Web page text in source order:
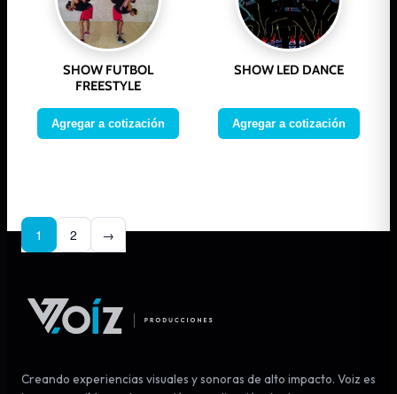
SHOW FUTBOL
FREESTYLE
Agregar a cotización
SHOW LED DANCE
Agregar a cotización
1 2 →
Creando experiencias visuales y sonoras de alto impacto. Voiz es